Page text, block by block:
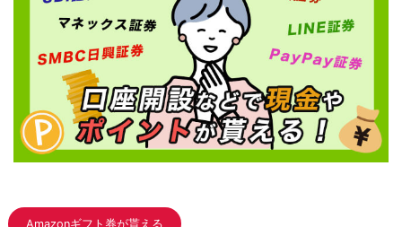
Amazonギフト券が貰える